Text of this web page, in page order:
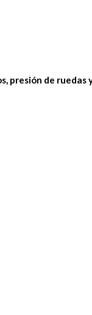
presión de ruedas